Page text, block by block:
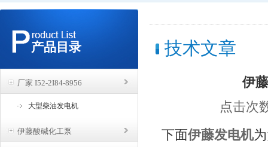
产品目录
厂家 I52-2I84-8956
大型柴油发电机
伊藤酸碱化工泵
技术文章
伊
点击次
下面伊藤发电机